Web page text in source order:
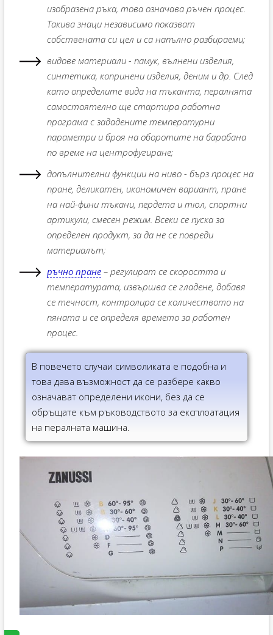
изобразена ръка, това означава ръчен процес.
Такива знаци независимо показват
собствената си цел и са напълно разбираеми;
видове материали - памук, вълнени изделия,
синтетика, копринени изделия, деним и др. След
като определите вида на тъканта, пералнята
самостоятелно ще стартира работна
програма с зададените температурни
параметри и броя на оборотите на барабана
по време на центрофугиране;
допълнителни функции на ниво - бърз процес на
пране, деликатен, икономичен вариант, пране
на най-фини тъкани, пердета и тюл, спортни
артикули, смесен режим. Всеки се пуска за
определен продукт, за да не се повреди
материалът;
ръчно пране– регулират се скоростта и
температурата, извършва се гладене, добавя
се течност, контролира се количеството на
пяната и се определя времето за работен
процес.
В повечето случаи символиката е подобна и
това дава възможност да се разбере какво
означават определени икони, без да се
обръщате към ръководството за експлоатация
на пералната машина.